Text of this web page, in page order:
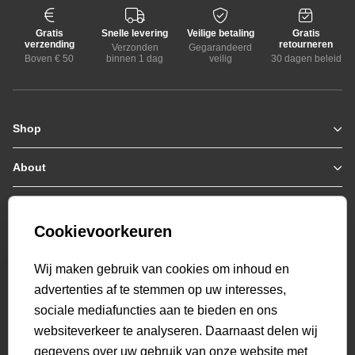
Gratis
verzending
Boven € 50
Snelle levering
Verzonden
binnen 1 dag
Veilige betaling
Gegarandeerd
veilig
Gratis
retourneren
30 dagen beleid
Shop
Zomerjassen
Jassen / Coats
Colberts
Hoodies
Polo's
T-shirts
Overshirts
Overhemden
Sweatpants
About
Who we are
Genti X PSV
Bestellen & Betalen
Retourneren
Veelgestelde vragen
Mijn Account
beoordelingen
Cookievoorkeuren
Wij maken gebruik van cookies om inhoud en
advertenties af te stemmen op uw interesses,
sociale mediafuncties aan te bieden en ons
websiteverkeer te analyseren. Daarnaast delen wij
gegevens over uw gebruik van onze website met